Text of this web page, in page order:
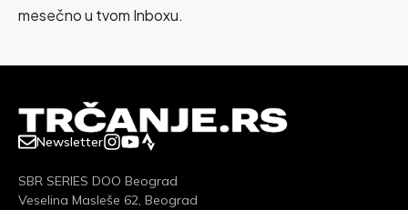
mesečno u tvom Inboxu.
Newsletter
SBR SERIES DOO Beograd
Veselina Masleše 62, Beograd